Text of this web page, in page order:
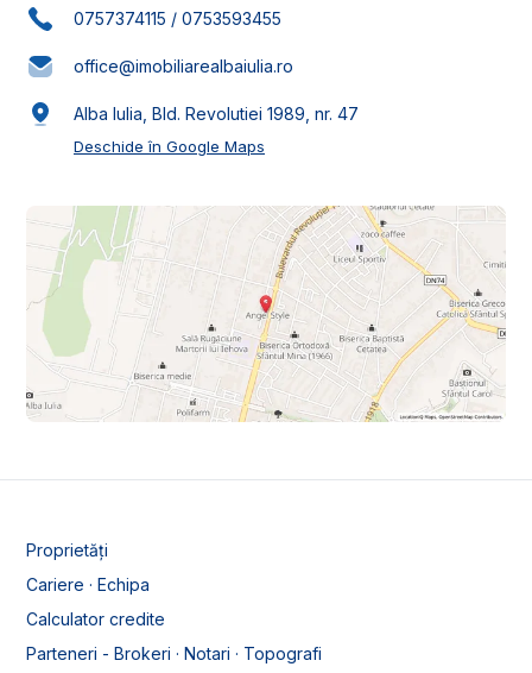
0757374115 / 0753593455
office@imobiliarealbaiulia.ro
Alba Iulia, Bld. Revolutiei 1989, nr. 47
Deschide în Google Maps
Proprietăți
Cariere · Echipa
Calculator credite
Parteneri - Brokeri · Notari · Topografi